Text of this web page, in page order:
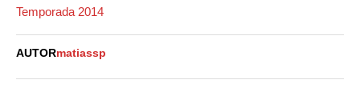
Temporada 2014
AUTORmatiassp